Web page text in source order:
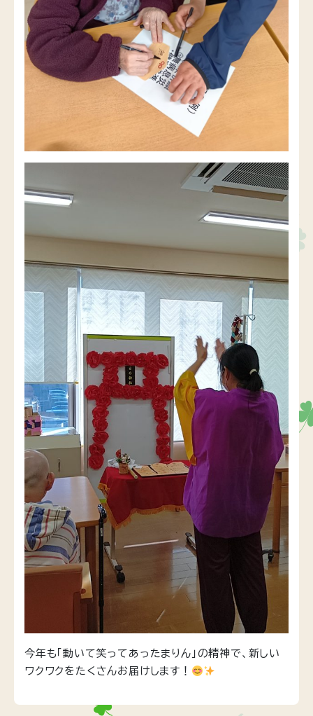
今年も「動いて笑ってあったまりん」の精神で、新しい
ワクワクをたくさんお届けします！